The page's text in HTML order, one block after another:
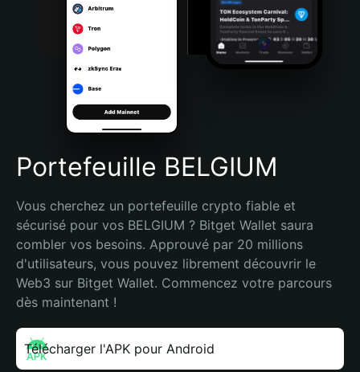
Bahasa Indonesia
Português (Brasil)
Español (Argentina)
Portefeuille BELGIUM
Vous cherchez un portefeuille crypto fiable et
sécurisé pour vos BELGIUM ? Bitget Wallet saura
combler vos besoins. Approuvé par 20 millions
d'utilisateurs, vous pouvez librement découvrir le
Web3 sur Bitget Wallet. Commencez votre parcours
dès maintenant !
Télécharger l'APK pour Android